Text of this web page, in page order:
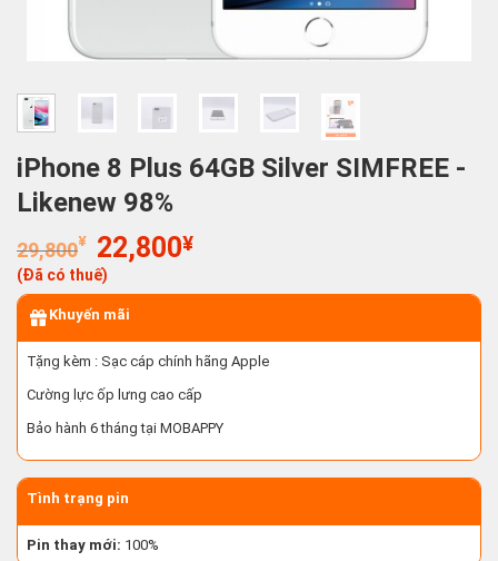
iPhone 8 Plus 64GB Silver SIMFREE -
Likenew 98%
29,800¥
Giá
gốc
là:
29,800¥.
22,800¥Giá
tại
22,800¥.
(Đã có thuế)
Khuyến mãi
Tặng kèm : Sạc cáp chính hãng Apple
Cường lực ốp lưng cao cấp
Bảo hành 6 tháng tại MOBAPPY
Tình trạng pin
Pin thay mới: 100%